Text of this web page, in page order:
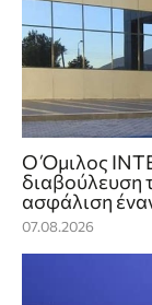
Ο Όμιλος
διαβούλευση
ασφάλιση
07.08.2026